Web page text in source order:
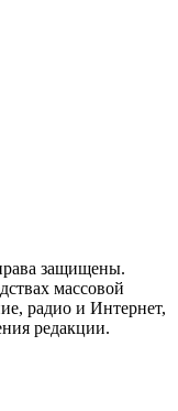
защищены.
массовой
радио и Интернет,
редакции.